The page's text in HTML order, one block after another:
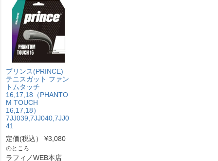
プリンス(PRINCE)
テニスガット ファン
トムタッチ
16,17,18（PHANTO
M TOUCH
16,17,18）
7JJ039,7JJ040,7JJ0
41
定価(税込）
¥3,080
のところ
ラフィノWEB本店